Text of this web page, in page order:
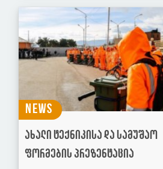
News
ახალი ტექნიკისა და სამუშაო
ფორმების პრეზენტაცია